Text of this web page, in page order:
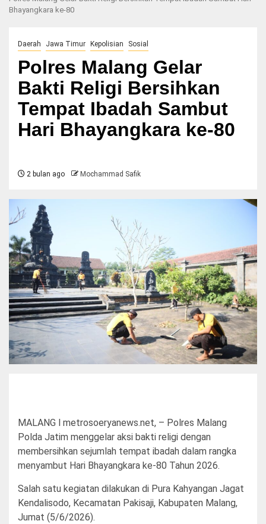
Bhayangkara ke-80
Daerah Jawa Timur Kepolisian Sosial
Polres Malang Gelar
Bakti Religi Bersihkan
Tempat Ibadah Sambut
Hari Bhayangkara ke-80
2 bulan ago Mochammad Safik
MALANG l metrosoeryanews.net, – Polres Malang
Polda Jatim menggelar aksi bakti religi dengan
membersihkan sejumlah tempat ibadah dalam rangka
menyambut Hari Bhayangkara ke-80 Tahun 2026.
Salah satu kegiatan dilakukan di Pura Kahyangan Jagat
Kendalisodo, Kecamatan Pakisaji, Kabupaten Malang,
Jumat (5/6/2026).